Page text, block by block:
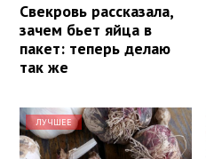
Свекровь рассказала,
зачем бьет яйца в
пакет: теперь делаю
так же
ЛУЧШЕЕ